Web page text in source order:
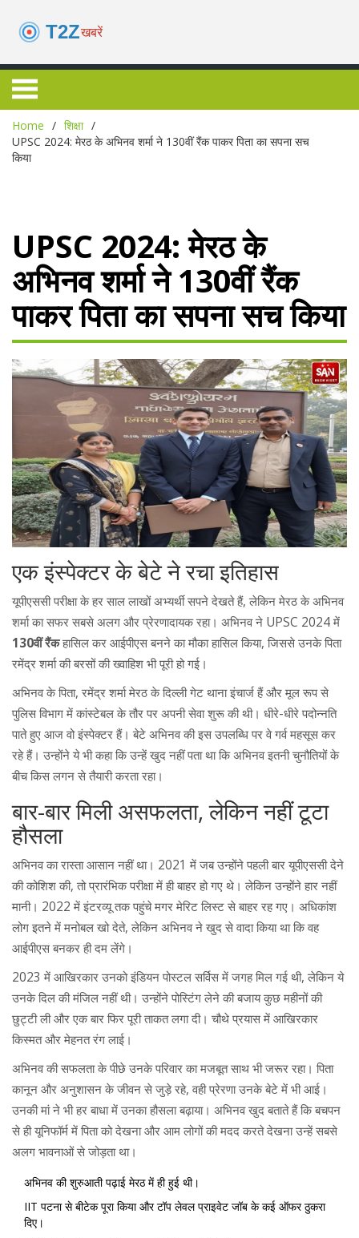
Home
शिक्षा
UPSC 2024: मेरठ के अभिनव शर्मा ने 130वीं रैंक पाकर पिता का सपना सच
किया
UPSC 2024: मेरठ के
अभिनव शर्मा ने 130वीं रैंक
पाकर पिता का सपना सच किया
एक इंस्पेक्टर के बेटे ने रचा इतिहास
यूपीएससी परीक्षा के हर साल लाखों अभ्यर्थी सपने देखते हैं, लेकिन मेरठ के अभिनव
शर्मा का सफर सबसे अलग और प्रेरणादायक रहा। अभिनव ने UPSC 2024 में
130वीं रैंकहासिल कर आईपीएस बनने का मौका हासिल किया, जिससे उनके पिता
रमेंद्र शर्मा की बरसों की ख्वाहिश भी पूरी हो गई।
अभिनव के पिता, रमेंद्र शर्मा मेरठ के दिल्ली गेट थाना इंचार्ज हैं और मूल रूप से
पुलिस विभाग में कांस्टेबल के तौर पर अपनी सेवा शुरू की थी। धीरे-धीरे पदोन्नति
पाते हुए आज वो इंस्पेक्टर हैं। बेटे अभिनव की इस उपलब्धि पर वे गर्व महसूस कर
रहे हैं। उन्होंने ये भी कहा कि उन्हें खुद नहीं पता था कि अभिनव इतनी चुनौतियों के
बीच किस लगन से तैयारी करता रहा।
बार-बार मिली असफलता, लेकिन नहीं टूटा
हौसला
अभिनव का रास्ता आसान नहीं था। 2021 में जब उन्होंने पहली बार यूपीएससी देने
की कोशिश की, तो प्रारंभिक परीक्षा में ही बाहर हो गए थे। लेकिन उन्होंने हार नहीं
मानी। 2022 में इंटरव्यू तक पहुंचे मगर मेरिट लिस्ट से बाहर रह गए। अधिकांश
लोग इतने में मनोबल खो देते, लेकिन अभिनव ने खुद से वादा किया था कि वह
आईपीएस बनकर ही दम लेंगे।
2023 में आखिरकार उनको इंडियन पोस्टल सर्विस में जगह मिल गई थी, लेकिन ये
उनके दिल की मंजिल नहीं थी। उन्होंने पोस्टिंग लेने की बजाय कुछ महीनों की
छुट्टी ली और एक बार फिर पूरी ताकत लगा दी। चौथे प्रयास में आखिरकार
किस्मत और मेहनत रंग लाई।
अभिनव की सफलता के पीछे उनके परिवार का मजबूत साथ भी जरूर रहा। पिता
कानून और अनुशासन के जीवन से जुड़े रहे, वही प्रेरणा उनके बेटे में भी आई।
उनकी मां ने भी हर बाधा में उनका हौसला बढ़ाया। अभिनव खुद बताते हैं कि बचपन
से ही यूनिफॉर्म में पिता को देखना और आम लोगों की मदद करते देखना उन्हें सबसे
अलग भावनाओं से जोड़ता था।
अभिनव की शुरुआती पढ़ाई मेरठ में ही हुई थी।
IIT पटना से बीटेक पूरा किया और टॉप लेवल प्राइवेट जॉब के कई ऑफर ठुकरा
दिए।